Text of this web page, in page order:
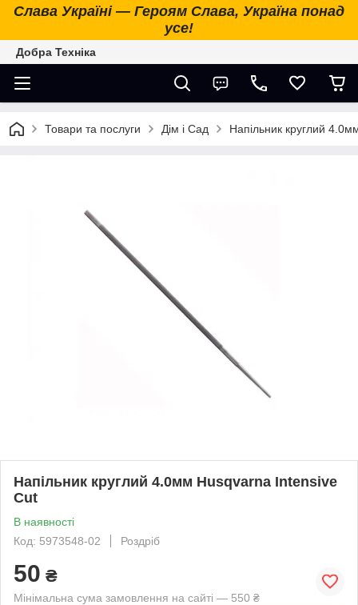
Слава Україні — Героям Слава, Україна понад
усе!
Добра Техніка
Товари та послуги Дім і Сад Напільник круглий
Напільник круглий 4.0мм Husqvarna Intensive
Cut
В наявності
Код: 5973548-02
Роздріб
50 ₴
Мінімальна сума замовлення на сайті — 550 ₴